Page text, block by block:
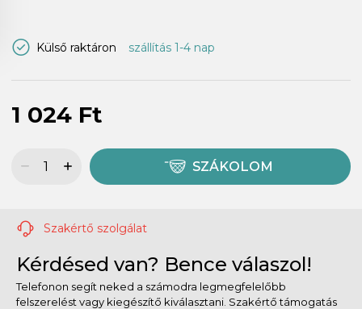
Külső raktáron szállítás 1-4 nap
1 024 Ft
SZÁKOLOM
Szakértő szolgálat
Kérdésed van? Bence válaszol!
Telefonon segít neked a számodra legmegfelelőbb
felszerelést vagy kiegészítő kiválasztani. Szakértő támogatás